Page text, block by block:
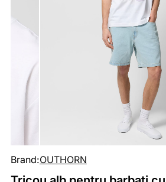
Brand:OUTHORN